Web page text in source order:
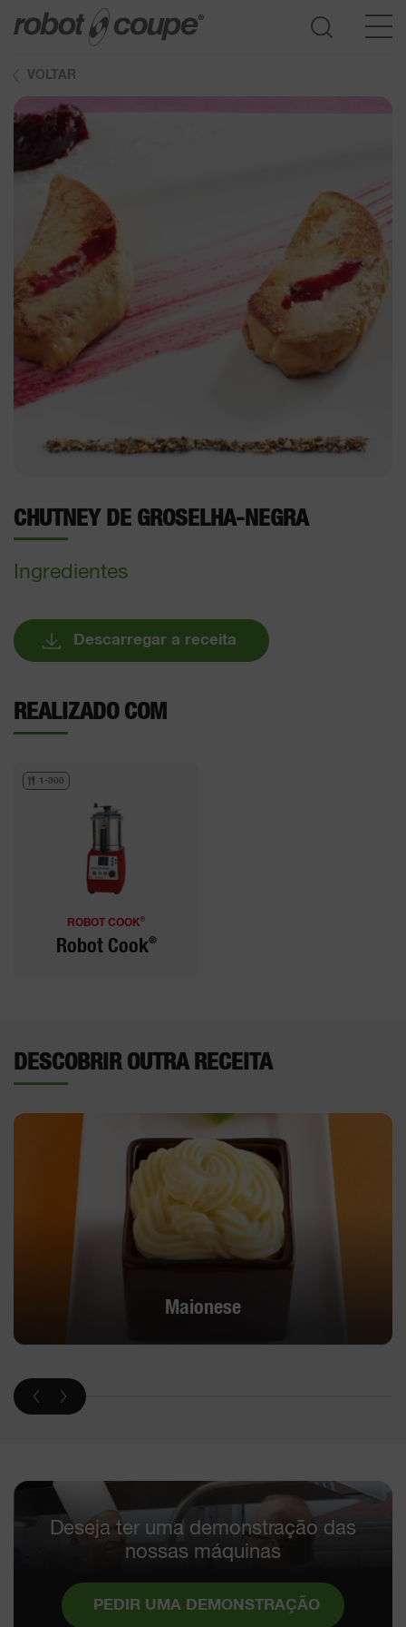
VOLTAR
CHUTNEY DE GROSELHA-NEGRA
Ingredientes
Descarregar a receita
REALIZADO COM
1-300
ROBOT COOK ®
Robot Cook®
DESCOBRIR OUTRA RECEITA
Maionese
Deseja ter uma demonstração das
nossas máquinas
PEDIR UMA DEMONSTRAÇÃO